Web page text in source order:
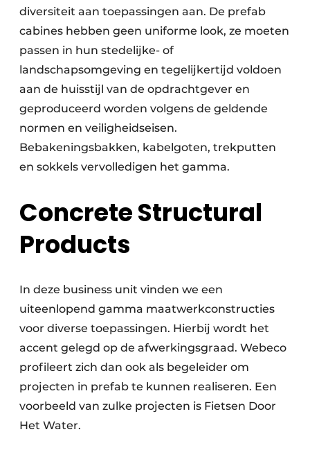
diversiteit aan toepassingen aan. De prefab
cabines hebben geen uniforme look, ze moeten
passen in hun stedelijke- of
landschapsomgeving en tegelijkertijd voldoen
aan de huisstijl van de opdrachtgever en
geproduceerd worden volgens de geldende
normen en veiligheidseisen.
Bebakeningsbakken, kabelgoten, trekputten
en sokkels vervolledigen het gamma.
Concrete Structural
Products
In deze business unit vinden we een
uiteenlopend gamma maatwerkconstructies
voor diverse toepassingen. Hierbij wordt het
accent gelegd op de afwerkingsgraad. Webeco
profileert zich dan ook als begeleider om
projecten in prefab te kunnen realiseren. Een
voorbeeld van zulke projecten is Fietsen Door
Het Water.